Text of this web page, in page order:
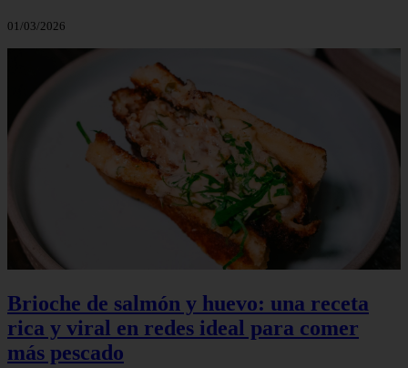
01/03/2026
Brioche de salmón y huevo: una receta
rica y viral en redes ideal para comer
más pescado